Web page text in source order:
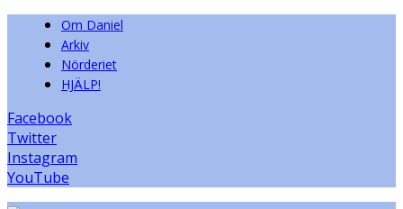
Om Daniel
Arkiv
Nörderiet
HJÄLP!
Facebook
Twitter
Instagram
YouTube